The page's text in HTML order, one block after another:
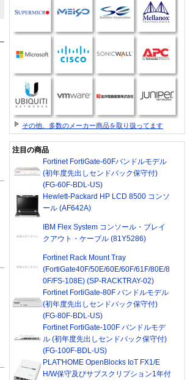
その他、多数のメーカー商品を取り扱ってます
注目の商品
Fortinet FortiGate-60Fバンドルモデル
(初年度先出しセンドバック保守付)
(FG-60F-BDL-US)
Hewlett-Packard HP LCD 8500 コンソ
ール (AF642A)
IBM Flex System コンソール・ブレイ
クアウト・ケーブル (81Y5286)
Fortinet Rack Mount Tray
(FortiGate40F/50E/60E/60F/61F/80E/8
0F/FS-108E) (SP-RACKTRAY-02)
Fortinet FortiGate-80F バンドルモデル
(初年度先出しセンドバック保守付)
(FG-80F-BDL-US)
Fortinet FortiGate-100F バンドルモデ
ル (初年度先出しセンドバック保守付)
(FG-100F-BDL-US)
PLAT'HOME OpenBlocks IoT FX1/E
H/W保守及びサブスクリプション1年付